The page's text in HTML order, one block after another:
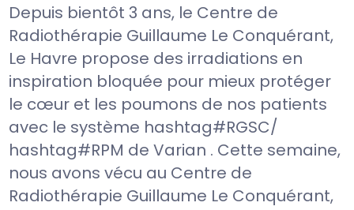
Depuis bientôt 3 ans, le Centre de
Radiothérapie Guillaume Le Conquérant,
Le Havre propose des irradiations en
inspiration bloquée pour mieux protéger
le cœur et les poumons de nos patients
avec le système hashtag#RGSC/
hashtag#RPM de Varian . Cette semaine,
nous avons vécu au Centre de
Radiothérapie Guillaume Le Conquérant,